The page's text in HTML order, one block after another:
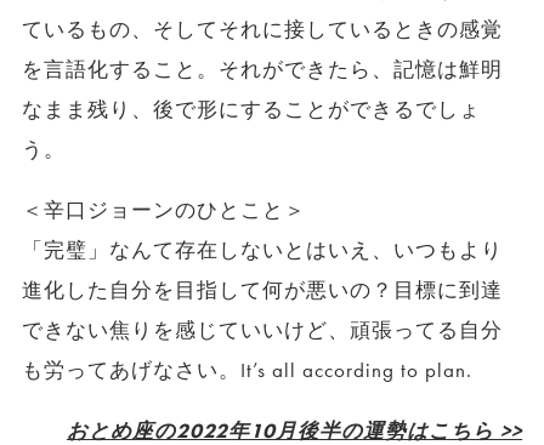
ているもの、そしてそれに接しているときの感覚
を言語化すること。それができたら、記憶は鮮明
なまま残り、後で形にすることができるでしょ
う。
＜辛口ジョーンのひとこと＞
「完璧」なんて存在しないとはいえ、いつもより
進化した自分を目指して何が悪いの？目標に到達
できない焦りを感じていいけど、頑張ってる自分
も労ってあげなさい。It’s all according to plan.
おとめ座の2022年10月後半の運勢はこちら >>